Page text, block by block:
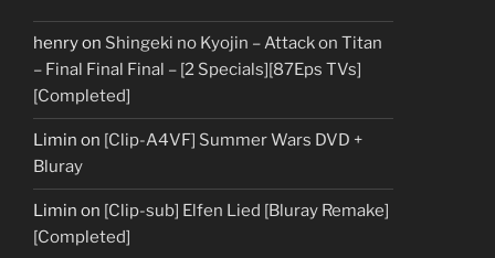
henryon Shingeki no Kyojin – Attack on Titan
– Final Final Final – [2 Specials][87Eps TVs]
[Completed]
Limin on [Clip-A4VF] Summer Wars DVD +
Bluray
Limin on [Clip-sub] Elfen Lied [Bluray Remake]
[Completed]